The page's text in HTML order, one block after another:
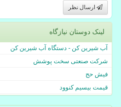
ارسال نظر
لینک دوستان نیازگاه
آب شیرین کن - دستگاه آب شیرین کن
شرکت صنعتی سخت پوشش
فیش حج
قیمت بیسیم کنوود